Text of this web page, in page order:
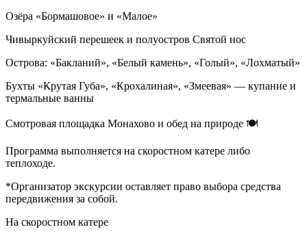
Озёра «Бормашовое» и «Малое»
Чивыркуйский перешеек и полуостров Святой нос
Острова: «Бакланий», «Белый камень», «Голый», «Лохматый»
Бухты «Крутая Губа», «Крохалиная», «Змеевая» — купание и
термальные ванны
Смотровая площадка Монахово и обед на природе 🍽️
Программа выполняется на скоростном катере либо
теплоходе.
*Организатор экскурсии оставляет право выбора средства
передвижения за собой.
На скоростном катере